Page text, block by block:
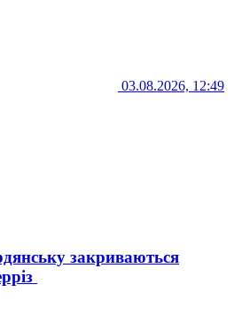
03.08.2026, 12:49
закриваються